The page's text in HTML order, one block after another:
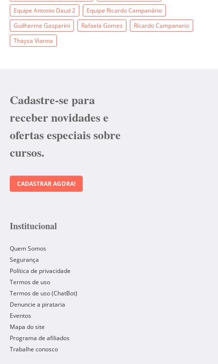
Equipe Antonio Daud 2
Equipe Ricardo Campanário
Guilherme Gasparini
Rafaela Gomes
Ricardo Campanario
Thaysa Vianna
Cadastre-se para
receber novidades e
ofertas especiais sobre
cursos.
CADASTRAR AGORA!
Institucional
Quem Somos
Segurança
Política de privacidade
Termos de uso
Termos de uso (ChatBot)
Denuncie a pirataria
Eventos
Mapa do site
Programa de afiliados
Trabalhe conosco